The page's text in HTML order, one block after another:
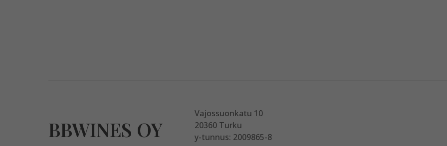
BBWINES OY
Vajossuonkatu 10
20360 Turku
y-tunnus: 2009865-8